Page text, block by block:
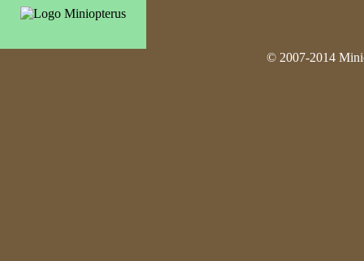
© 2007-2014